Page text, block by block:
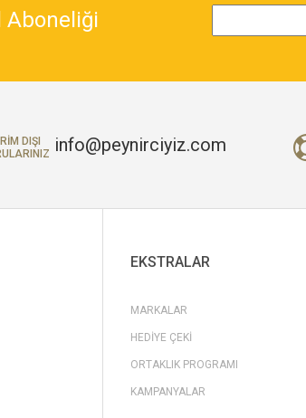
Aboneliği
DIŞI
info@peynirciyiz.com
EKSTRALAR
MARKALAR
HEDIYE ÇEKI
ORTAKLIK PROGRAMI
KAMPANYALAR